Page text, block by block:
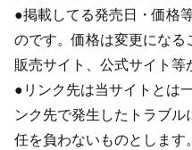
●掲載してる発売日・価格
のです。価格は変更になる
販売サイト、公式サイト等
●リンク先は当サイトとは
ンク先で発生したトラブ
任を負わないものとします。